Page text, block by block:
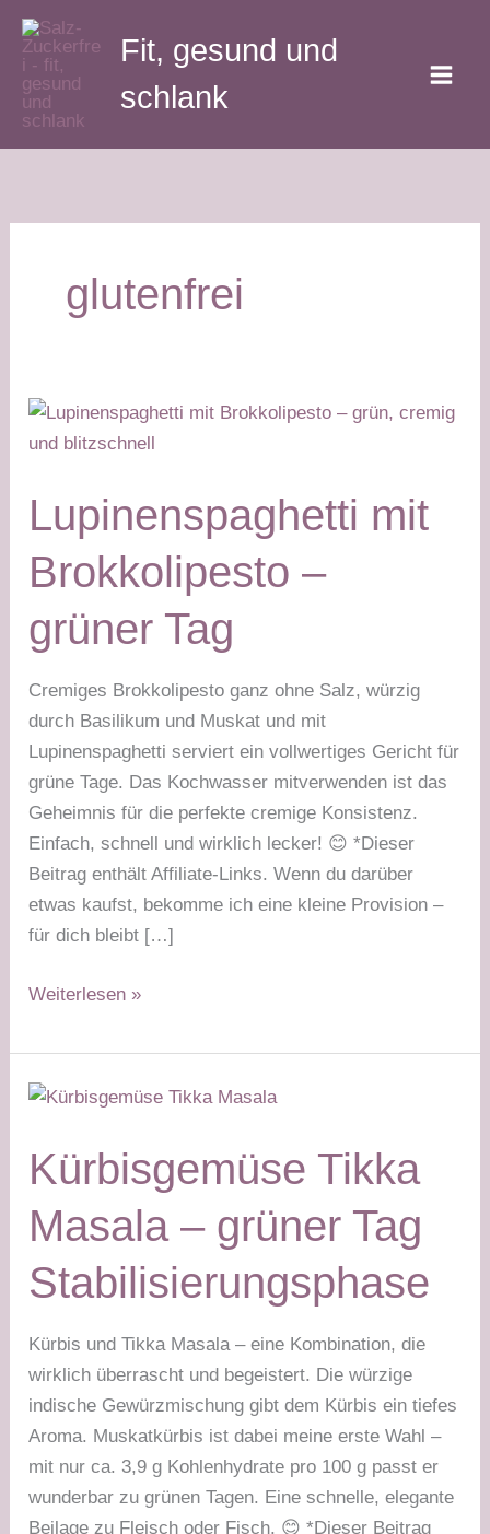
Zum
Inhalt
springen
Fit, gesund und
schlank
glutenfrei
Lupinenspaghetti mit
Brokkolipesto –
grüner Tag
Cremiges Brokkolipesto ganz ohne Salz, würzig
durch Basilikum und Muskat und mit
Lupinenspaghetti serviert ein vollwertiges Gericht für
grüne Tage. Das Kochwasser mitverwenden ist das
Geheimnis für die perfekte cremige Konsistenz.
Einfach, schnell und wirklich lecker! 😊 *Dieser
Beitrag enthält Affiliate-Links. Wenn du darüber
etwas kaufst, bekomme ich eine kleine Provision –
für dich bleibt […]
Lupinenspaghetti
Brokkolipesto
–
Weiterlesen »
Kürbisgemüse Tikka
Masala – grüner Tag
Stabilisierungsphase
Kürbis und Tikka Masala – eine Kombination, die
wirklich überrascht und begeistert. Die würzige
indische Gewürzmischung gibt dem Kürbis ein tiefes
Aroma. Muskatkürbis ist dabei meine erste Wahl –
mit nur ca. 3,9 g Kohlenhydrate pro 100 g passt er
wunderbar zu grünen Tagen. Eine schnelle, elegante
Beilage zu Fleisch oder Fisch. 😊 *Dieser Beitrag